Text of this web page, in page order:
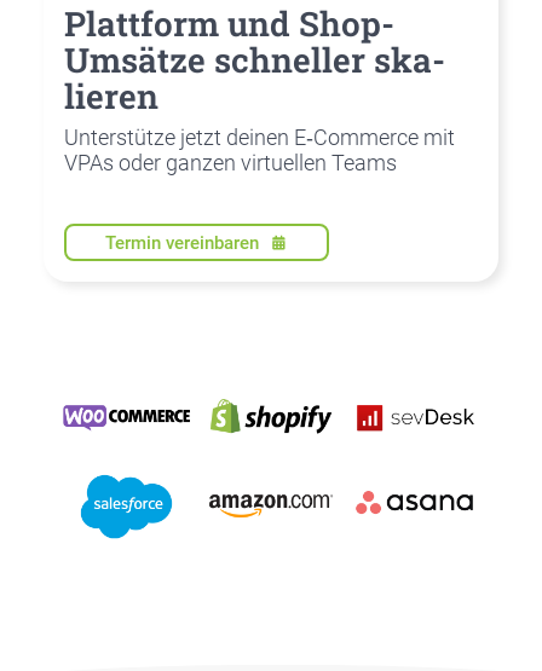
Platt­form und Shop-
Umsät­ze schnel­ler ska­
lie­ren
Unter­stüt­ze jetzt dei­nen E‑Commerce mit
VPAs oder gan­zen vir­tu­el­len Teams
Termin vereinbaren